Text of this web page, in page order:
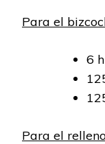
Para el
6
Para el